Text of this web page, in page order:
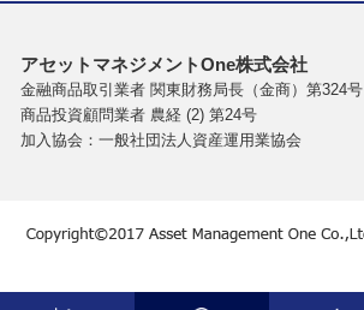
アセットマネジメントOne株式会社
金融商品取引業者 関東財務局長（金商）第324号
商品投資顧問業者 農経 (2) 第24号
加入協会：一般社団法人資産運用業協会